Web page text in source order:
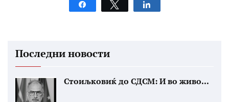
Tweet
Последни новости
Стоиљковиќ до СДСМ: И во живо...